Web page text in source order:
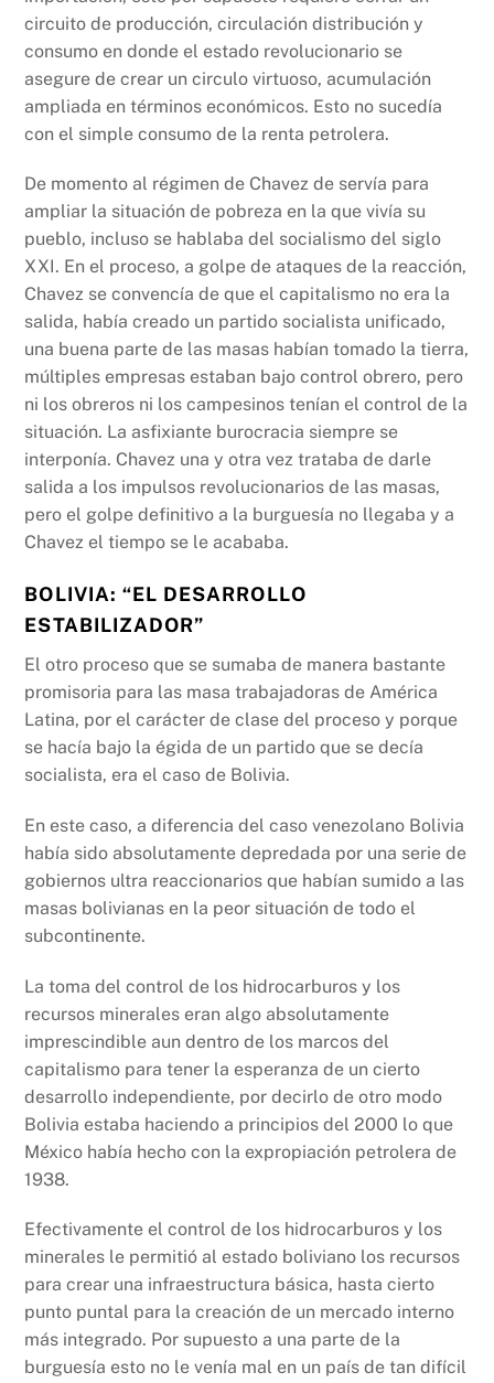
circuito de producción, circulación distribución y
consumo en donde el estado revolucionario se
asegure de crear un circulo virtuoso, acumulación
ampliada en términos económicos. Esto no sucedía
con el simple consumo de la renta petrolera.
De momento al régimen de Chavez de servía para
ampliar la situación de pobreza en la que vivía su
pueblo, incluso se hablaba del socialismo del siglo
XXI. En el proceso, a golpe de ataques de la reacción,
Chavez se convencía de que el capitalismo no era la
salida, había creado un partido socialista unificado,
una buena parte de las masas habían tomado la tierra,
múltiples empresas estaban bajo control obrero, pero
ni los obreros ni los campesinos tenían el control de la
situación. La asfixiante burocracia siempre se
interponía. Chavez una y otra vez trataba de darle
salida a los impulsos revolucionarios de las masas,
pero el golpe definitivo a la burguesía no llegaba y a
Chavez el tiempo se le acababa.
BOLIVIA: “EL DESARROLLO
ESTABILIZADOR”
El otro proceso que se sumaba de manera bastante
promisoria para las masa trabajadoras de América
Latina, por el carácter de clase del proceso y porque
se hacía bajo la égida de un partido que se decía
socialista, era el caso de Bolivia.
En este caso, a diferencia del caso venezolano Bolivia
había sido absolutamente depredada por una serie de
gobiernos ultra reaccionarios que habían sumido a las
masas bolivianas en la peor situación de todo el
subcontinente.
La toma del control de los hidrocarburos y los
recursos minerales eran algo absolutamente
imprescindible aun dentro de los marcos del
capitalismo para tener la esperanza de un cierto
desarrollo independiente, por decirlo de otro modo
Bolivia estaba haciendo a principios del 2000 lo que
México había hecho con la expropiación petrolera de
1938.
Efectivamente el control de los hidrocarburos y los
minerales le permitió al estado boliviano los recursos
para crear una infraestructura básica, hasta cierto
punto puntal para la creación de un mercado interno
más integrado. Por supuesto a una parte de la
burguesía esto no le venía mal en un país de tan difícil